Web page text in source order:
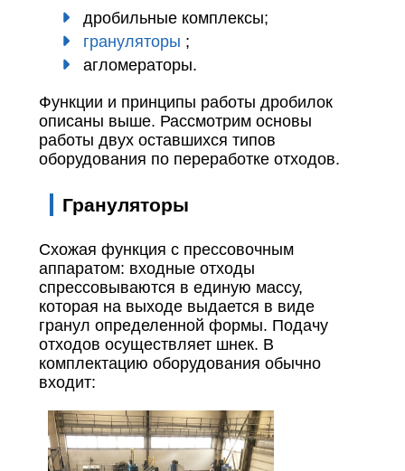
дробильные комплексы;
грануляторы ;
агломераторы.
Функции и принципы работы дробилок
описаны выше. Рассмотрим основы
работы двух оставшихся типов
оборудования по переработке отходов.
Грануляторы
Схожая функция с прессовочным
аппаратом: входные отходы
спрессовываются в единую массу,
которая на выходе выдается в виде
гранул определенной формы. Подачу
отходов осуществляет шнек. В
комплектацию оборудования обычно
входит: